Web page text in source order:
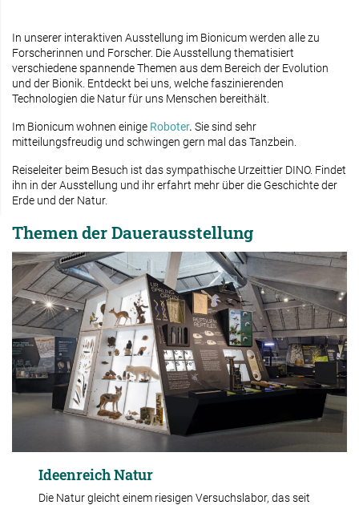
In unserer interaktiven Ausstellung im Bionicum werden alle zu
Forscherinnen und Forscher. Die Ausstellung thematisiert
verschiedene spannende Themen aus dem Bereich der Evolution
und der Bionik. Entdeckt bei uns, welche faszinierenden
Technologien die Natur für uns Menschen bereithält.
Im Bionicum wohnen einige Roboter. Sie sind sehr
mitteilungsfreudig und schwingen gern mal das Tanzbein.
Reiseleiter beim Besuch ist das sympathische Urzeittier DINO. Findet
ihn in der Ausstellung und ihr erfahrt mehr über die Geschichte der
Erde und der Natur.
Themen der Dauerausstellung
Ideenreich Natur
Die Natur gleicht einem riesigen Versuchslabor, das seit